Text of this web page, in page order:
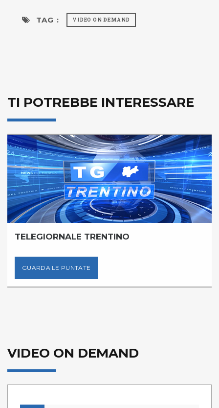
TAG : VIDEO ON DEMAND
TI POTREBBE INTERESSARE
TELEGIORNALE TRENTINO
GUARDA LE PUNTATE
VIDEO ON DEMAND